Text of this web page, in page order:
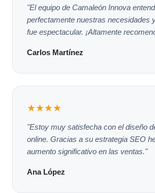
"El equipo de Camaleón Innova
perfectamente nuestras necesidades
fue espectacular. ¡Altamente
Carlos Martínez
★★★★
"Estoy muy satisfecha con el diseño
online. Gracias a su estrategia SEO
aumento significativo en las ventas."
Ana López